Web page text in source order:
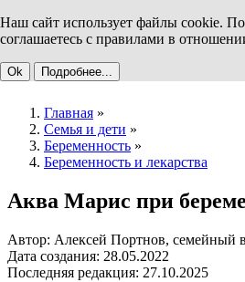
Наш сайт использует файлы cookie.
соглашаетесь с правилами в
Ok Подробнее...
Главная »
Семья и дети »
Беременность »
Беременность и лекарства
Аква Марис при
Автор: Алексей Портнов, семейный
Дата создания: 28.05.2022
Последняя редакция: 27.10.2025